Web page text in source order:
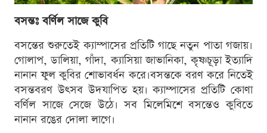
বসন্তঃ বর্ণিল সাজে কুবি
বসন্তের শুরুতেই ক্যাম্পাসের প্রতিটি গাছে নতুন পাতা গজায়।
গোলাপ, ডালিয়া, গাঁদা, ক্যাসিয়া জাভানিকা, কৃষ্ণচূড়া ইত্যাদি
নানান ফুল কুবির শোভাবর্ধন করে।বসন্তকে বরণ করে নিতেই
বসন্তবরণ উৎসব উদযাপিত হয়। ক্যাম্পাসের প্রতিটি কোণা
বর্ণিল সাজে সেজে উঠে। সব মিলেমিশে বসন্তেও কুবিতে
নানান রঙের দোলা লাগে।